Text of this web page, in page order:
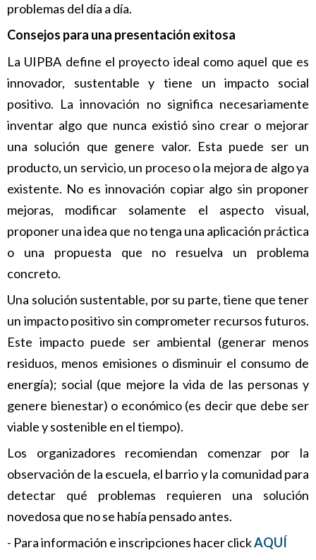
problemas del día a día.
Consejos para una presentación exitosa
La UIPBA define el proyecto ideal como aquel que es
innovador, sustentable y tiene un impacto social
positivo. La innovación no significa necesariamente
inventar algo que nunca existió sino crear o mejorar
una solución que genere valor. Esta puede ser un
producto, un servicio, un proceso o la mejora de algo ya
existente. No es innovación copiar algo sin proponer
mejoras, modificar solamente el aspecto visual,
proponer una idea que no tenga una aplicación práctica
o una propuesta que no resuelva un problema
concreto.
Una solución sustentable, por su parte, tiene que tener
un impacto positivo sin comprometer recursos futuros.
Este impacto puede ser ambiental (generar menos
residuos, menos emisiones o disminuir el consumo de
energía); social (que mejore la vida de las personas y
genere bienestar) o económico (es decir que debe ser
viable y sostenible en el tiempo).
Los organizadores recomiendan comenzar por la
observación de la escuela, el barrio y la comunidad para
detectar qué problemas requieren una solución
novedosa que no se había pensado antes.
- Para información e inscripciones hacer clickAQUÍ